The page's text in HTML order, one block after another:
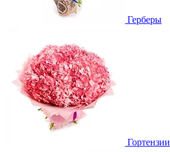
Герберы
Гортензии